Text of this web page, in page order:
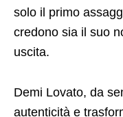
solo il primo
credono sia il suo
uscita.
Demi Lovato, da
autenticità e